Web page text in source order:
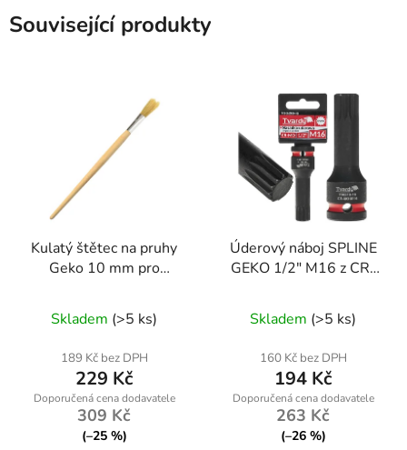
Související produkty
Kulatý štětec na pruhy
Geko 10 mm pro
Skladem (>5 ks)
189 Kč bez DPH
229 Kč
309 Kč
(–25 %)
Úderový náboj SPLINE
GEKO 1/2" M16 z CR-
kusů pro profesionální
použití
Skladem (>5 ks)
160 Kč bez DPH
194 Kč
263 Kč
(–26 %)